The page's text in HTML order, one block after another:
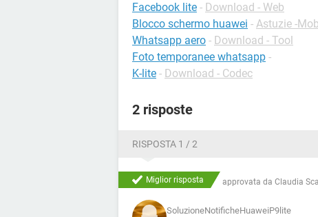
Facebook lite - Download - Web
Blocco schermo huawei - Astuzie -
Whatsapp aero - Download - Tool
Foto temporanee whatsapp -
K-lite - Download - Codec
2 risposte
RISPOSTA 1 / 2
Miglior risposta approvata da Claudia
SoluzioneNotificheHuaweiP9lite